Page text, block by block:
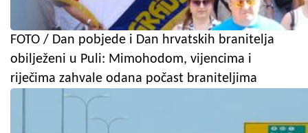
FOTO / Dan pobjede i Dan hrvatskih branitelja
obilježeni u Puli: Mimohodom, vijencima i
riječima zahvale odana počast braniteljima